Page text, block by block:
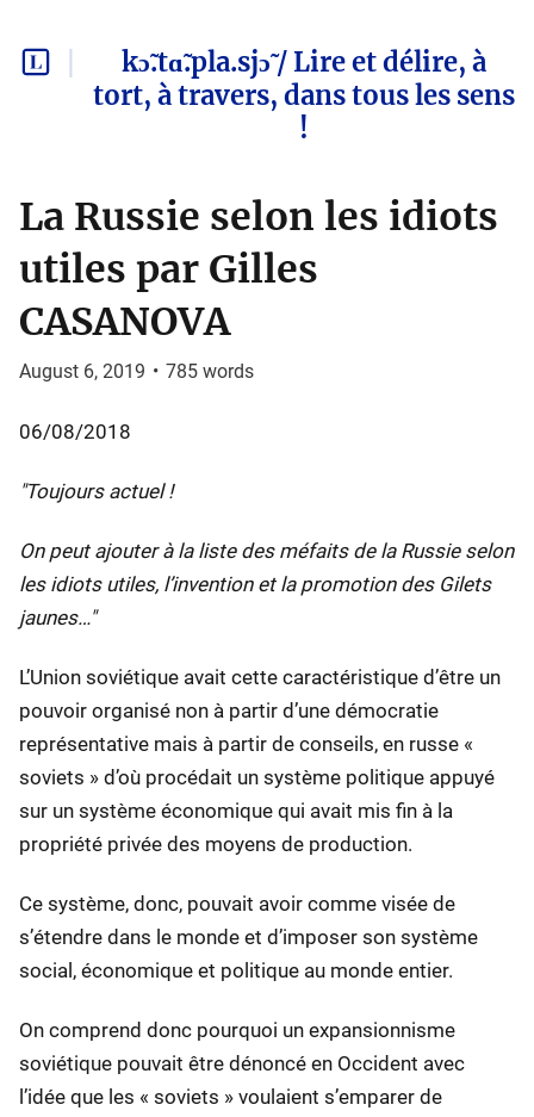
kɔ̃.tɑ̃.pla.sjɔ̃ / Lire et délire, à
tort, à travers, dans tous les sens
!
La Russie selon les idiots
utiles par Gilles
CASANOVA
August 6, 2019 • 785 words
06/08/2018
"Toujours actuel !
On peut ajouter à la liste des méfaits de la Russie selon
les idiots utiles, l’invention et la promotion des Gilets
jaunes…"
L’Union soviétique avait cette caractéristique d’être un
pouvoir organisé non à partir d’une démocratie
représentative mais à partir de conseils, en russe «
soviets » d’où procédait un système politique appuyé
sur un système économique qui avait mis fin à la
propriété privée des moyens de production.
Ce système, donc, pouvait avoir comme visée de
s’étendre dans le monde et d’imposer son système
social, économique et politique au monde entier.
On comprend donc pourquoi un expansionnisme
soviétique pouvait être dénoncé en Occident avec
l’idée que les « soviets » voulaient s’emparer de